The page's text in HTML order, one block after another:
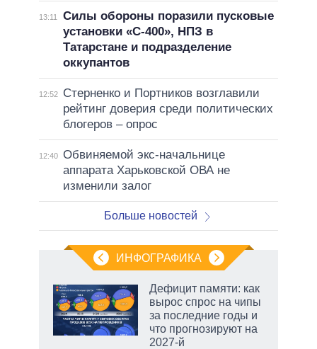
13:11
Силы обороны поразили пусковые
установки «С-400», НПЗ в
Татарстане и подразделение
оккупантов
12:52
Стерненко и Портников возглавили
рейтинг доверия среди политических
блогеров – опрос
12:40 Обвиняемой экс-начальнице
аппарата Харьковской ОВА не
изменили залог
Больше новостей
ИНФОГРАФИКА
Дефицит памяти: как
вырос спрос на чипы
за последние годы и
что прогнозируют на
2027-й